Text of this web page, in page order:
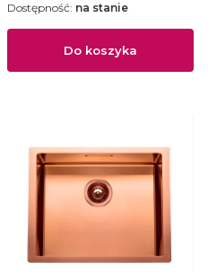
Do koszyka
Dostępność: na stanie